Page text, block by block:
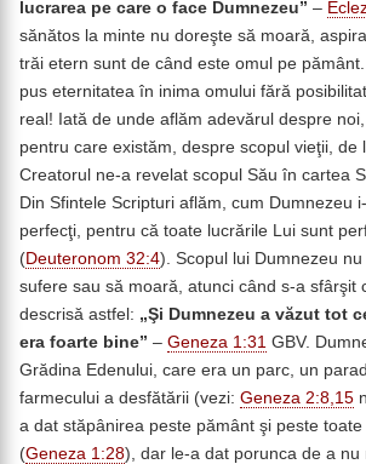
lucrarea pe care o face Dumnezeu” –
sănătos la minte nu doreşte să moară,
trăi etern sunt de când este omul pe
pus eternitatea în inima omului fără
real! Iată de unde aflăm adevărul despre
pentru care existăm, despre scopul vieţii, de
Creatorul ne-a revelat scopul Său în cartea
Din Sfintele Scripturi aflăm, cum Dumnezeu
perfecţi, pentru că toate lucrările Lui sunt
(Deuteronom 32:4). Scopul lui Dumnezeu
sufere sau să moară, atunci când s-a sfârşit
descrisă astfel: „Şi Dumnezeu a văzut tot
era foarte bine” – Geneza 1:31 GBV.
Grădina Edenului, care era un parc, un
farmecului a desfătării (vezi: Geneza 2:8,15
a dat stăpânirea peste pământ şi peste
(Geneza 1:28), dar le-a dat porunca de a nu